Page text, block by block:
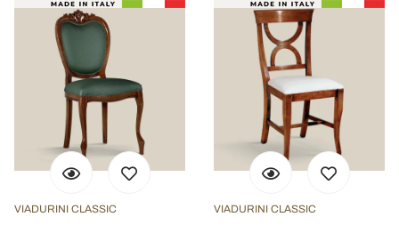
VIADURINI CLASSIC VIADURINI CLASSIC